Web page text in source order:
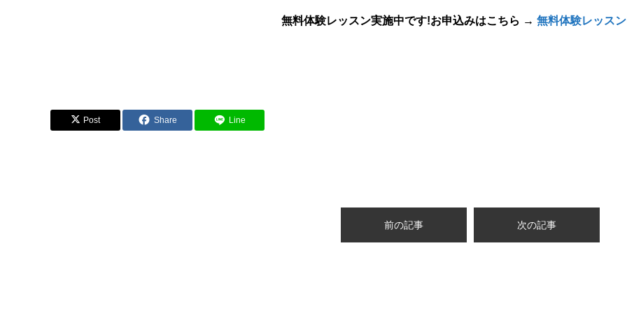
無料体験レッスン実施中です!お申込みはこちら → 無料体験レッス
Post Share Line
前の記事 次の記事